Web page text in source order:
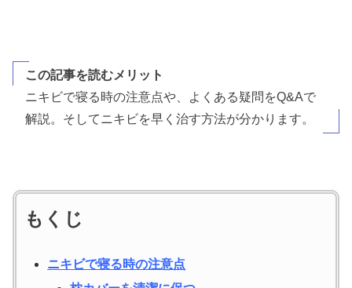
この記事を読むメリット
ニキビで寝る時の注意点や、よくある疑問をQ&Aで
解説。そしてニキビを早く治す方法が分かります。
もくじ
ニキビで寝る時の注意点